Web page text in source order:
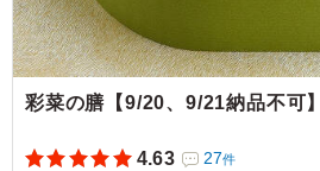
彩菜の膳【9/20、9/21納品不可】
4.63 27件